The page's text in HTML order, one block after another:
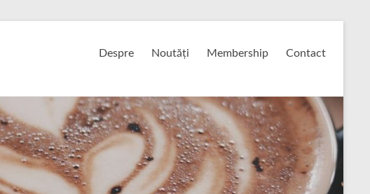
Despre Noutăți Membership Contact